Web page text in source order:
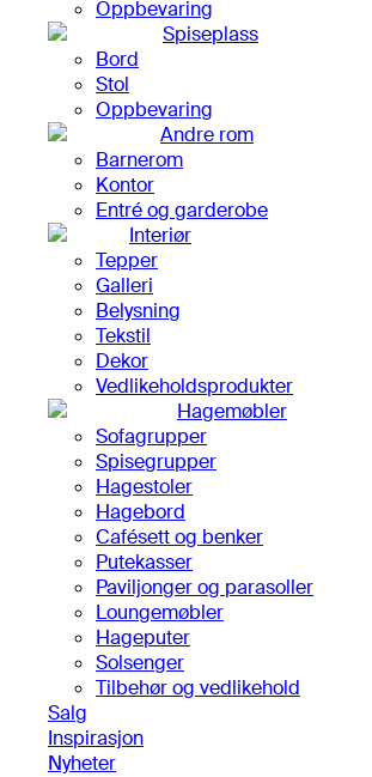
Oppbevaring
Spiseplass
Bord
Stol
Oppbevaring
Andre rom
Barnerom
Kontor
Entré og garderobe
Interiør
Tepper
Galleri
Belysning
Tekstil
Dekor
Vedlikeholdsprodukter
Hagemøbler
Sofagrupper
Spisegrupper
Hagestoler
Hagebord
Cafésett og benker
Putekasser
Paviljonger og parasoller
Loungemøbler
Hageputer
Solsenger
Tilbehør og vedlikehold
Salg
Inspirasjon
Nyheter